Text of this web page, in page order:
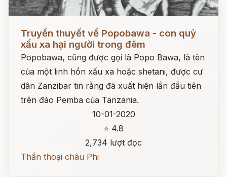
Đọc ngay
Truyền thuyết về Popobawa - con quỷ
xấu xa hại người trong đêm
Popobawa, cũng được gọi là Popo Bawa, là tên
của một linh hồn xấu xa hoặc shetani, được cư
dân Zanzibar tin rằng đã xuất hiện lần đầu tiên
trên đảo Pemba của Tanzania.
10-01-2020
⭐ 4.8
2,734 lượt đọc
Thần thoại châu Phi